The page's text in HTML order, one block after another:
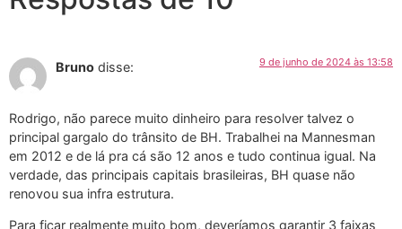
Bruno disse: 9 de junho de 2024 às 13:58
Rodrigo, não parece muito dinheiro para resolver talvez o
principal gargalo do trânsito de BH. Trabalhei na Mannesman
em 2012 e de lá pra cá são 12 anos e tudo continua igual. Na
verdade, das principais capitais brasileiras, BH quase não
renovou sua infra estrutura.
Para ficar realmente muito bom, deveríamos garantir 3 faixas